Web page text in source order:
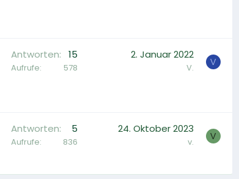
Antworten 15
Aufrufe 578
2. Januar 2022
V. V
Antworten 5
Aufrufe 836
24. Oktober 2023
v. V